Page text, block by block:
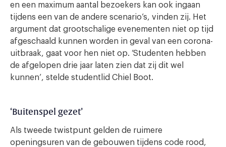
en een maximum aantal bezoekers kan ook ingaan
tijdens een van de andere scenario’s, vinden zij. Het
argument dat grootschalige evenementen niet op tijd
afgeschaald kunnen worden in geval van een corona-
uitbraak, gaat voor hen niet op. ‘Studenten hebben
de afgelopen drie jaar laten zien dat zij dit wel
kunnen’, stelde studentlid Chiel Boot.
‘Buitenspel gezet’
Als tweede twistpunt gelden de ruimere
openingsuren van de gebouwen tijdens code rood,